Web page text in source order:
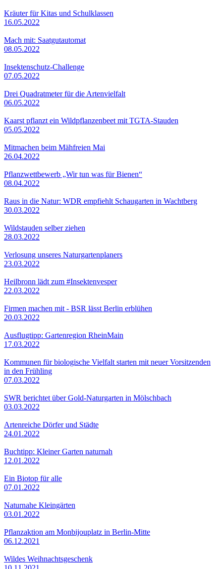
Kräuter für Kitas und Schulklassen
16.05.2022
Mach mit: Saatgutautomat
08.05.2022
Insektenschutz-Challenge
07.05.2022
Drei Quadratmeter für die Artenvielfalt
06.05.2022
Kaarst pflanzt ein Wildpflanzenbeet mit TGTA-Stauden
05.05.2022
Mitmachen beim Mähfreien Mai
26.04.2022
Pflanzwettbewerb „Wir tun was für Bienen“
08.04.2022
Raus in die Natur: WDR empfiehlt Schaugarten in Wachtberg
30.03.2022
Wildstauden selber ziehen
28.03.2022
Verlosung unseres Naturgartenplaners
23.03.2022
Heilbronn lädt zum #Insektenvesper
22.03.2022
Firmen machen mit - BSR lässt Berlin erblühen
20.03.2022
Ausflugtipp: Gartenregion RheinMain
17.03.2022
Kommunen für biologische Vielfalt starten mit neuer Vorsitzenden
in den Frühling
07.03.2022
SWR berichtet über Gold-Naturgarten in Mölschbach
03.03.2022
Artenreiche Dörfer und Städte
24.01.2022
Buchtipp: Kleiner Garten naturnah
12.01.2022
Ein Biotop für alle
07.01.2022
Naturnahe Kleingärten
03.01.2022
Pflanzaktion am Monbijouplatz in Berlin-Mitte
06.12.2021
Wildes Weihnachtsgeschenk